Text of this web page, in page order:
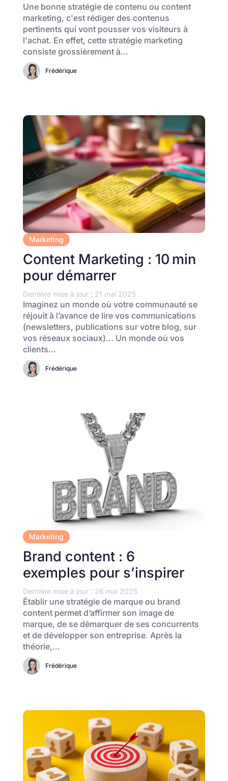
Une bonne stratégie de contenu ou content
marketing, c'est rédiger des contenus
pertinents qui vont pousser vos visiteurs à
l'achat. En effet, cette stratégie marketing
consiste grossièrement à…
Frédérique
Marketing
Content Marketing : 10 min
pour démarrer
Dernière mise à jour : 21 mai 2025
Imaginez un monde où votre communauté se
réjouit à l’avance de lire vos communications
(newsletters, publications sur votre blog, sur
vos réseaux sociaux)... Un monde où vos
clients…
Frédérique
Marketing
Brand content : 6
exemples pour s’inspirer
Dernière mise à jour : 26 mai 2025
Établir une stratégie de marque ou brand
content permet d’affirmer son image de
marque, de se démarquer de ses concurrents
et de développer son entreprise. Après la
théorie,…
Frédérique